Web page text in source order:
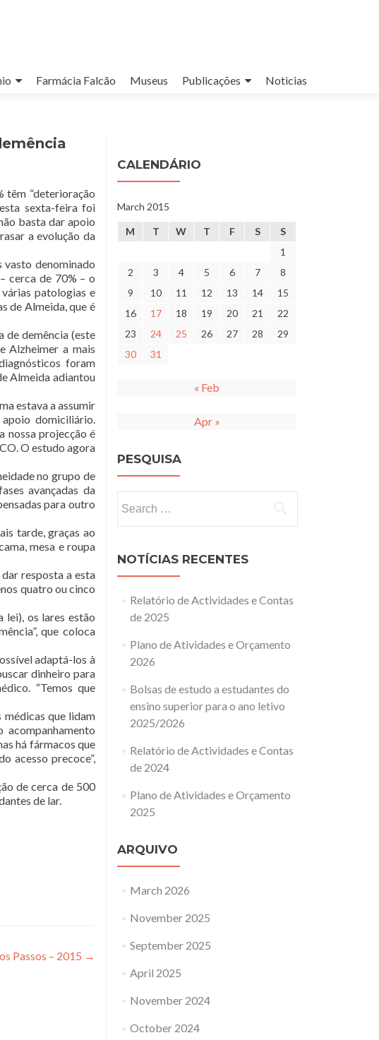
Farmácia Falcão Museus Publicações Noticias
têm “deterioração
sexta-feira foi
basta dar apoio
a evolução da
vasto denominado
cerca de 70% – o
várias patologias e
de Almeida, que é
de demência (este
Alzheimer a mais
foram
Almeida adiantou
estava a assumir
domiciliário.
nossa projecção é
O estudo agora
no grupo de
avançadas da
para outro
tarde, graças ao
mesa e roupa
resposta a esta
quatro ou cinco
lei), os lares estão
que coloca
adaptá-los à
dinheiro para
“Temos que
que lidam
há fármacos que
acesso precoce”,
de cerca de 500
de lar.
Passos – 2015 →
CALENDÁRIO
March 2015
M T W T F S
S
1
2
3 4 5 6 7
8
9
10 11 12 13 14
15
16
17 18 19 20 21
22
23
24 25 26 27 28
29
30
31
« Feb
Apr »
PESQUISA
for:
NOTÍCIAS RECENTES
Relatório de Actividades e Contas
de 2025
Plano de Atividades e Orçamento
2026
Bolsas de estudo a estudantes do
ensino superior para o ano letivo
2025/2026
Relatório de Actividades e Contas
de 2024
Plano de Atividades e Orçamento
2025
ARQUIVO
March 2026
November 2025
September 2025
April 2025
November 2024
October 2024